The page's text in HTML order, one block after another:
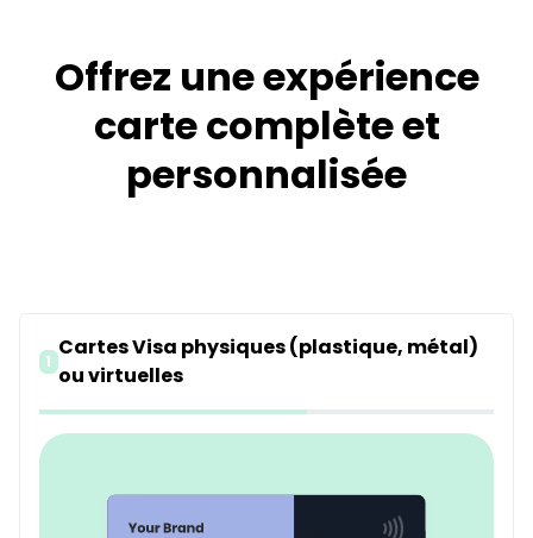
Offrez une expérience
carte complète et
personnalisée
1
Cartes Visa physiques (plastique, métal)
ou virtuelles